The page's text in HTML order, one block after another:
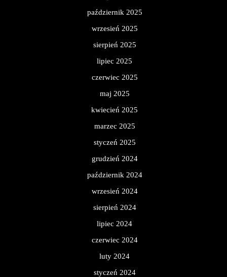
październik 2025
wrzesień 2025
sierpień 2025
lipiec 2025
czerwiec 2025
maj 2025
kwiecień 2025
marzec 2025
styczeń 2025
grudzień 2024
październik 2024
wrzesień 2024
sierpień 2024
lipiec 2024
czerwiec 2024
luty 2024
styczeń 2024